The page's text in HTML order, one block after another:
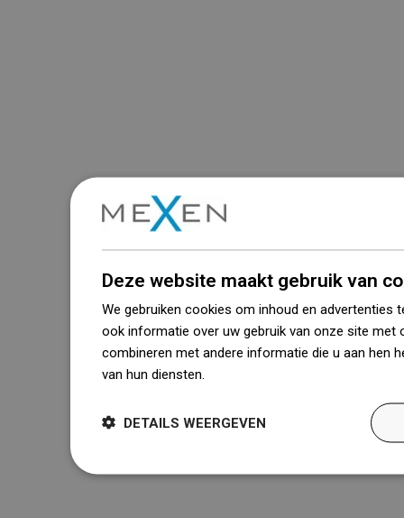
Deze website maakt gebruik van
We gebruiken cookies om inhoud en advertenties
ook informatie over uw gebruik van onze site met
combineren met andere informatie die u aan hen
van hun diensten.
DETAILS WEERGEVEN